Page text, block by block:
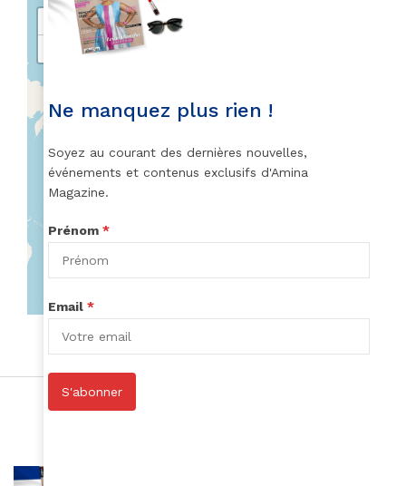
Ne manquez plus rien !
Soyez au courant des dernières nouvelles,
événements et contenus exclusifs d'Amina
Magazine.
Prénom *
Email *
S'abonner